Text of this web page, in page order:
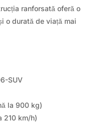
ranforsată oferă o
o durată de viață mai
SUV
la 900 kg)
210 km/h)